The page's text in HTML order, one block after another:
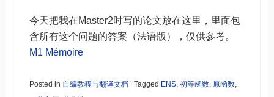
今天把我在Master2时写的论文放在这里，里面包
含所有这个问题的答案（法语版），仅供参考。
M1 Mémoire
Posted in 自编教程与翻译文档 Tagged ENS, 初等函数, 原函数,